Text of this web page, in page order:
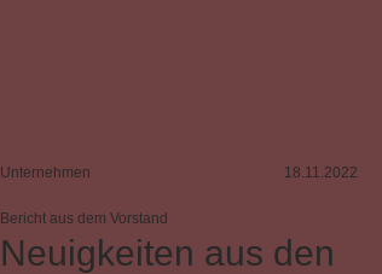
Unternehmen 18.11.2022
Bericht aus dem Vorstand
Neuigkeiten aus den